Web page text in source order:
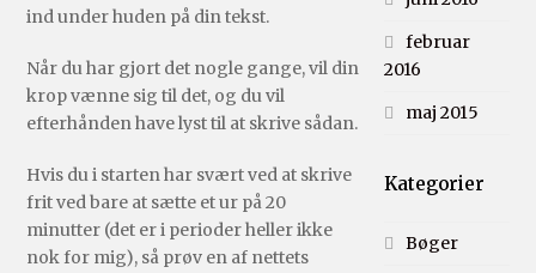
ind under huden på din tekst.
Når du har gjort det nogle gange, vil din
krop vænne sig til det, og du vil
efterhånden have lyst til at skrive sådan.
Hvis du i starten har svært ved at skrive
frit ved bare at sætte et ur på 20
minutter (det er i perioder heller ikke
nok for mig), så prøv en af nettets
februar
2016
maj 2015
Kategorier
Bøger